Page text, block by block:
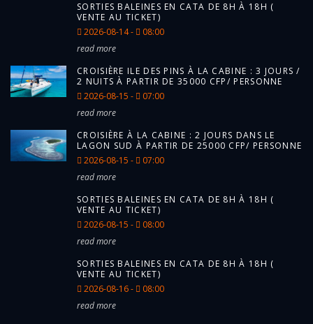
SORTIES BALEINES EN CATA DE 8H À 18H (
VENTE AU TICKET)
2026-08-14 -
08:00
read more
CROISIÈRE ILE DES PINS À LA CABINE : 3 JOURS /
2 NUITS À PARTIR DE 35000 CFP/ PERSONNE
2026-08-15 -
07:00
read more
CROISIÈRE À LA CABINE : 2 JOURS DANS LE
LAGON SUD À PARTIR DE 25000 CFP/ PERSONNE
2026-08-15 -
07:00
read more
SORTIES BALEINES EN CATA DE 8H À 18H (
VENTE AU TICKET)
2026-08-15 -
08:00
read more
SORTIES BALEINES EN CATA DE 8H À 18H (
VENTE AU TICKET)
2026-08-16 -
08:00
read more